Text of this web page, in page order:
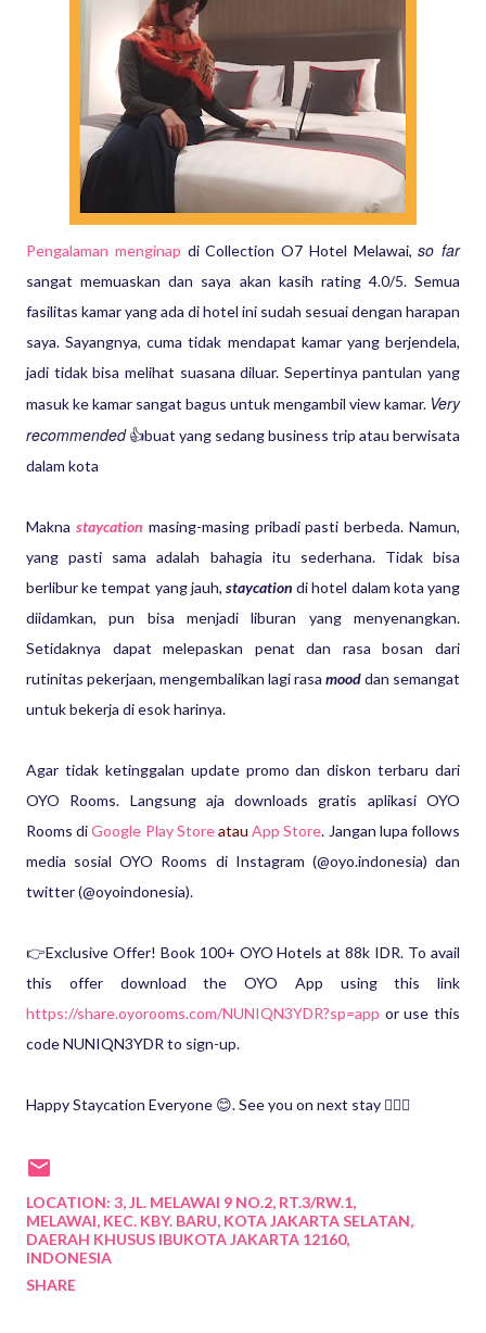
Pengalaman menginap di Collection O7 Hotel Melawai,so far
sangat memuaskan dan saya akan kasih rating 4.0/5. Semua
fasilitas kamar yang ada di hotel ini sudah sesuai dengan harapan
saya. Sayangnya, cuma tidak mendapat kamar yang berjendela,
jadi tidak bisa melihat suasana diluar. Sepertinya pantulan yang
masuk ke kamar sangat bagus untuk mengambil view kamar. Very
recommended👍buat yang sedang business trip atau berwisata
dalam kota
Makna staycation masing-masing pribadi pasti berbeda. Namun,
yang pasti sama adalah bahagia itu sederhana. Tidak bisa
berlibur ke tempat yang jauh, staycation di hotel dalam kota yang
diidamkan, pun bisa menjadi liburan yang menyenangkan.
Setidaknya dapat melepaskan penat dan rasa bosan dari
rutinitas pekerjaan, mengembalikan lagi rasa mooddan semangat
untuk bekerja di esok harinya.
Agar tidak ketinggalan update promo dan diskon terbaru dari
OYO Rooms. Langsung aja downloads gratis aplikasi OYO
Rooms di Google Play StoreatauApp Store. Jangan lupa follows
media sosial OYO Rooms di Instagram (@oyo.indonesia) dan
twitter (@oyoindonesia).
👉Exclusive Offer! Book 100+ OYO Hotels at 88k IDR. To avail
this offer download the OYO App using this link
https://share.oyorooms.com/NUNIQN3YDR?sp=app or use this
code NUNIQN3YDR to sign-up.
Happy Staycation Everyone 😊. See you on next stay 🙋🏻‍♀️
LOCATION: 3, JL. MELAWAI 9 NO.2, RT.3/RW.1,
MELAWAI, KEC. KBY. BARU, KOTA JAKARTA SELATAN,
DAERAH KHUSUS IBUKOTA JAKARTA 12160,
INDONESIA
SHARE